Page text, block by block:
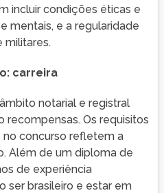
incluir condições éticas e
mentais, e a regularidade
militares.
carreira
notarial e registral
recompensas. Os requisitos
concurso refletem a
Além de um diploma de
de experiência
ser brasileiro e estar em